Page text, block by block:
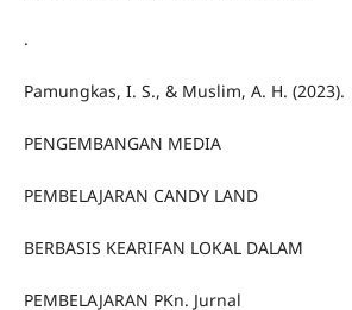
.
Pamungkas, I. S., & Muslim, A. H. (2023).
PENGEMBANGAN MEDIA
PEMBELAJARAN CANDY LAND
BERBASIS KEARIFAN LOKAL DALAM
PEMBELAJARAN PKn. Jurnal